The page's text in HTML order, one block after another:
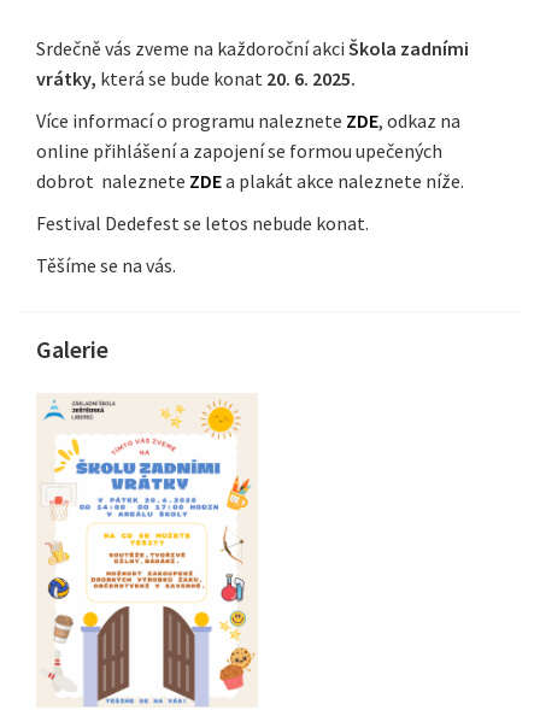
Srdečně vás zveme na každoroční akci Škola zadními
vrátky, která se bude konat 20. 6. 2025.
Více informací o programu naleznete ZDE, odkaz na
online přihlášení a zapojení se formou upečených
dobrot naleznete ZDEa plakát akce naleznete níže.
Festival Dedefest se letos nebude konat.
Těšíme se na vás.
Galerie